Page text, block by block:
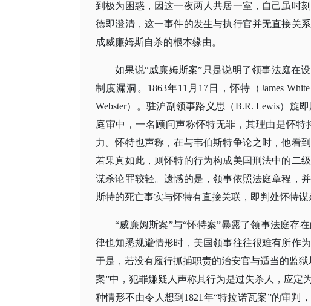
到极为困惑，因这一夜两人共居一室，自己虽时
德即澄清，这一事件的发生与执行官并无直接关
成威廉姆斯自杀的根本缘由。
如果说“威廉姆斯案”只是说明了领事法庭在
制度漏洞。1863年11月17日，怀特（James
Webster）。驻沪副领事路义思（B.R. Lewis）旋
庭审中，一名顾问声称怀特无罪，其理由是怀
力。怀特也声称，在与韦伯斯特争论之时，他看
若果真如此，则怀特的行为构成美国刑法中的二
谋杀论罪较轻。遗憾的是，领事依照法庭章程，
斯特的死亡事实与怀特有直接关联，即判处怀特
“威廉姆斯案”与“怀特案”暴露了领事法庭存
律也知悉规避情形时，美国领事往往很难有所作
于是，若没有履行抓捕职责的治安官与适当的监
案”中，犯罪嫌疑人声称其行为是过失杀人，应定
种情形不由令人想到1821年“特拉诺瓦案”的审判